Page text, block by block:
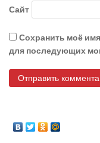
Сайт
Сохранить моё
для последующих